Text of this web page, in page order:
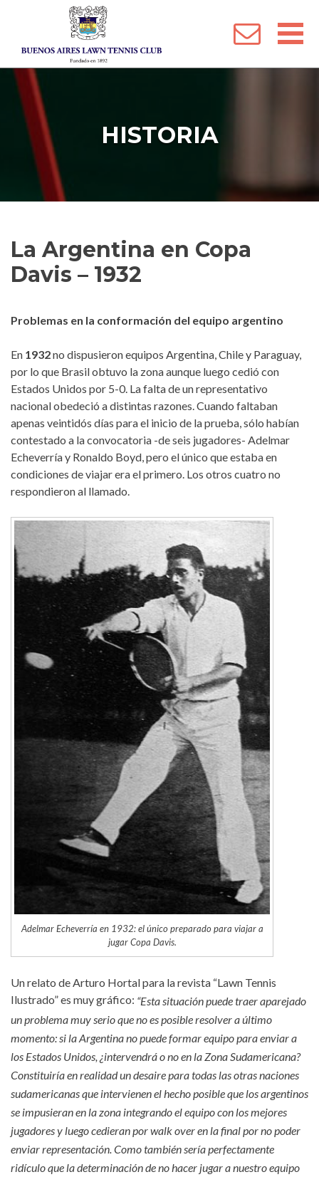
HISTORIA
La Argentina en Copa
Davis – 1932
Problemas en la conformación del equipo argentino
En 1932no dispusieron equipos Argentina, Chile y Paraguay,
por lo que Brasil obtuvo la zona aunque luego cedió con
Estados Unidos por 5-0. La falta de un representativo
nacional obedeció a distintas razones. Cuando faltaban
apenas veintidós días para el inicio de la prueba, sólo habían
contestado a la convocatoria -de seis jugadores- Adelmar
Echeverría y Ronaldo Boyd, pero el único que estaba en
condiciones de viajar era el primero. Los otros cuatro no
respondieron al llamado.
Adelmar Echeverría en 1932: el único preparado para viajar a
jugar Copa Davis.
Un relato de Arturo Hortal para la revista “Lawn Tennis
Ilustrado” es muy gráfico: “Esta situación puede traer aparejado
un problema muy serio que no es posible resolver a último
momento: si la Argentina no puede formar equipo para enviar a
los Estados Unidos, ¿intervendrá o no en la Zona Sudamericana?
Constituiría en realidad un desaire para todas las otras naciones
sudamericanas que intervienen el hecho posible que los argentinos
se impusieran en la zona integrando el equipo con los mejores
jugadores y luego cedieran por walk over en la final por no poder
enviar representación. Como también sería perfectamente
ridículo que la determinación de no hacer jugar a nuestro equipo